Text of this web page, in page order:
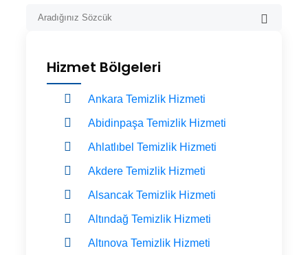
Hizmet Bölgeleri
Ankara Temizlik Hizmeti
Abidinpaşa Temizlik Hizmeti
Ahlatlıbel Temizlik Hizmeti
Akdere Temizlik Hizmeti
Alsancak Temizlik Hizmeti
Altındağ Temizlik Hizmeti
Altınova Temizlik Hizmeti